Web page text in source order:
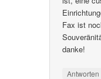
Fax ist
danke!
Antworten